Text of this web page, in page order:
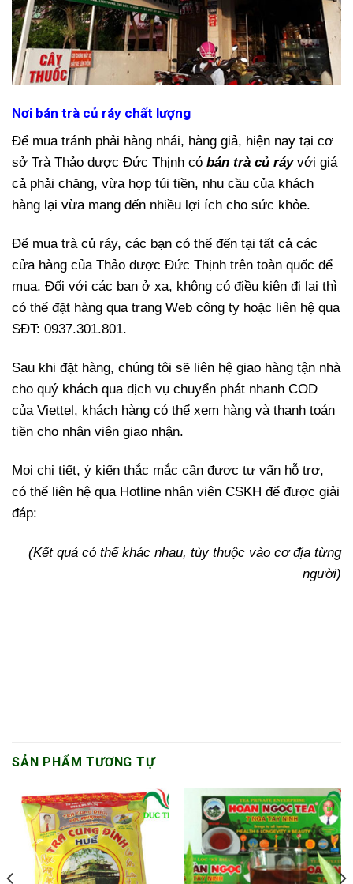
Nơi bán trà củ ráy chất lượng
Để mua tránh phải hàng nhái, hàng giả, hiện nay tại cơ
sở Trà Thảo dược Đức Thịnh có bán trà củ ráyvới giá
cả phải chăng, vừa hợp túi tiền, nhu cầu của khách
hàng lại vừa mang đến nhiều lợi ích cho sức khỏe.
Để mua trà củ ráy, các bạn có thể đến tại tất cả các
cửa hàng của Thảo dược Đức Thịnh trên toàn quốc để
mua. Đối với các bạn ở xa, không có điều kiện đi lại thì
có thể đặt hàng qua trang Web công ty hoặc liên hệ qua
SĐT: 0937.301.801.
Sau khi đặt hàng, chúng tôi sẽ liên hệ giao hàng tận nhà
cho quý khách qua dịch vụ chuyển phát nhanh COD
của Viettel, khách hàng có thể xem hàng và thanh toán
tiền cho nhân viên giao nhận.
Mọi chi tiết, ý kiến thắc mắc cần được tư vấn hỗ trợ,
có thể liên hệ qua Hotline nhân viên CSKH để được giải
đáp:
​(Kết quả có thể khác nhau, tùy thuộc vào cơ địa từng
người)
SẢN PHẨM TƯƠNG TỰ